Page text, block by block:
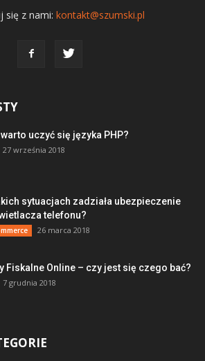
się z nami: kontakt@szumski.pl
warto uczyć się języka PHP?
27 września 2018
sytuacjach zadziała ubezpieczenie
telefonu?
26 marca 2018
Fiskalne Online – czy jest się czego bać?
7 grudnia 2018